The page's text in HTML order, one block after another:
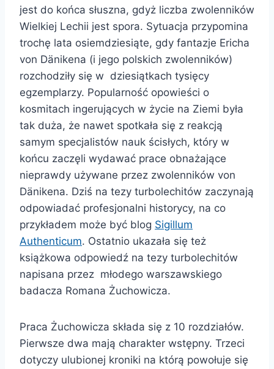
jest do końca słuszna, gdyż liczba zwolenników
Wielkiej Lechii jest spora. Sytuacja przypomina
trochę lata osiemdziesiąte, gdy fantazje Ericha
von Dänikena (i jego polskich zwolenników)
rozchodziły się w dziesiątkach tysięcy
egzemplarzy. Popularność opowieści o
kosmitach ingerujących w życie na Ziemi była
tak duża, że nawet spotkała się z reakcją
samym specjalistów nauk ścisłych, który w
końcu zaczęli wydawać prace obnażające
nieprawdy używane przez zwolenników von
Dänikena. Dziś na tezy turbolechitów zaczynają
odpowiadać profesjonalni historycy, na co
przykładem może być blog Sigillum
Authenticum. Ostatnio ukazała się też
książkowa odpowiedź na tezy turbolechitów
napisana przez młodego warszawskiego
badacza Romana Żuchowicza.
Praca Żuchowicza składa się z 10 rozdziałów.
Pierwsze dwa mają charakter wstępny. Trzeci
dotyczy ulubionej kroniki na którą powołuje się